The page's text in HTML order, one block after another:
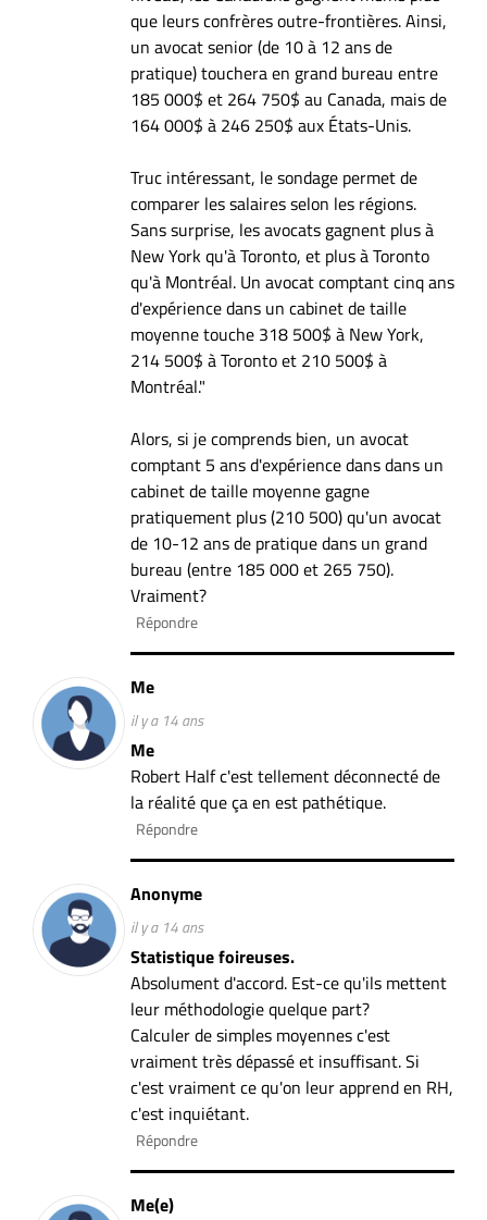
que leurs confrères outre-frontières. Ainsi,
un avocat senior (de 10 à 12 ans de
pratique) touchera en grand bureau entre
185 000$ et 264 750$ au Canada, mais de
164 000$ à 246 250$ aux États-Unis.
Truc intéressant, le sondage permet de
comparer les salaires selon les régions.
Sans surprise, les avocats gagnent plus à
New York qu'à Toronto, et plus à Toronto
qu'à Montréal. Un avocat comptant cinq ans
d'expérience dans un cabinet de taille
moyenne touche 318 500$ à New York,
214 500$ à Toronto et 210 500$ à
Montréal."
Alors, si je comprends bien, un avocat
comptant 5 ans d'expérience dans dans un
cabinet de taille moyenne gagne
pratiquement plus (210 500) qu'un avocat
de 10-12 ans de pratique dans un grand
bureau (entre 185 000 et 265 750).
Vraiment?
Répondre
Me
il y a 14 ans
Me
Robert Half c'est tellement déconnecté de
la réalité que ça en est pathétique.
Répondre
Anonyme
il y a 14 ans
Statistique foireuses.
Absolument d'accord. Est-ce qu'ils mettent
leur méthodologie quelque part?
Calculer de simples moyennes c'est
vraiment très dépassé et insuffisant. Si
c'est vraiment ce qu'on leur apprend en RH,
c'est inquiétant.
Répondre
Me(e)